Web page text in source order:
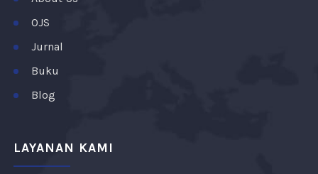
OJS
Jurnal
Buku
Blog
LAYANAN KAMI